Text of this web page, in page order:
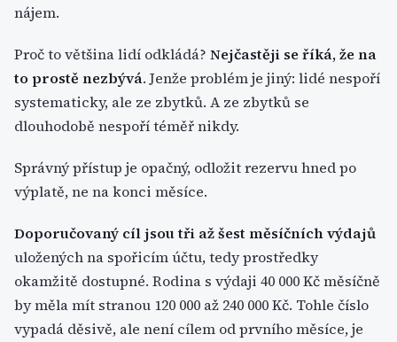
nájem.
Proč to většina lidí odkládá? Nejčastěji se říká, že na
to prostě nezbývá. Jenže problém je jiný: lidé nespoří
systematicky, ale ze zbytků. A ze zbytků se
dlouhodobě nespoří téměř nikdy.
Správný přístup je opačný, odložit rezervu hned po
výplatě, ne na konci měsíce.
Doporučovaný cíl jsou tři až šest měsíčních výdajů
uložených na spořicím účtu, tedy prostředky
okamžitě dostupné. Rodina s výdaji 40 000 Kč měsíčně
by měla mít stranou 120 000 až 240 000 Kč. Tohle číslo
vypadá děsivě, ale není cílem od prvního měsíce, je